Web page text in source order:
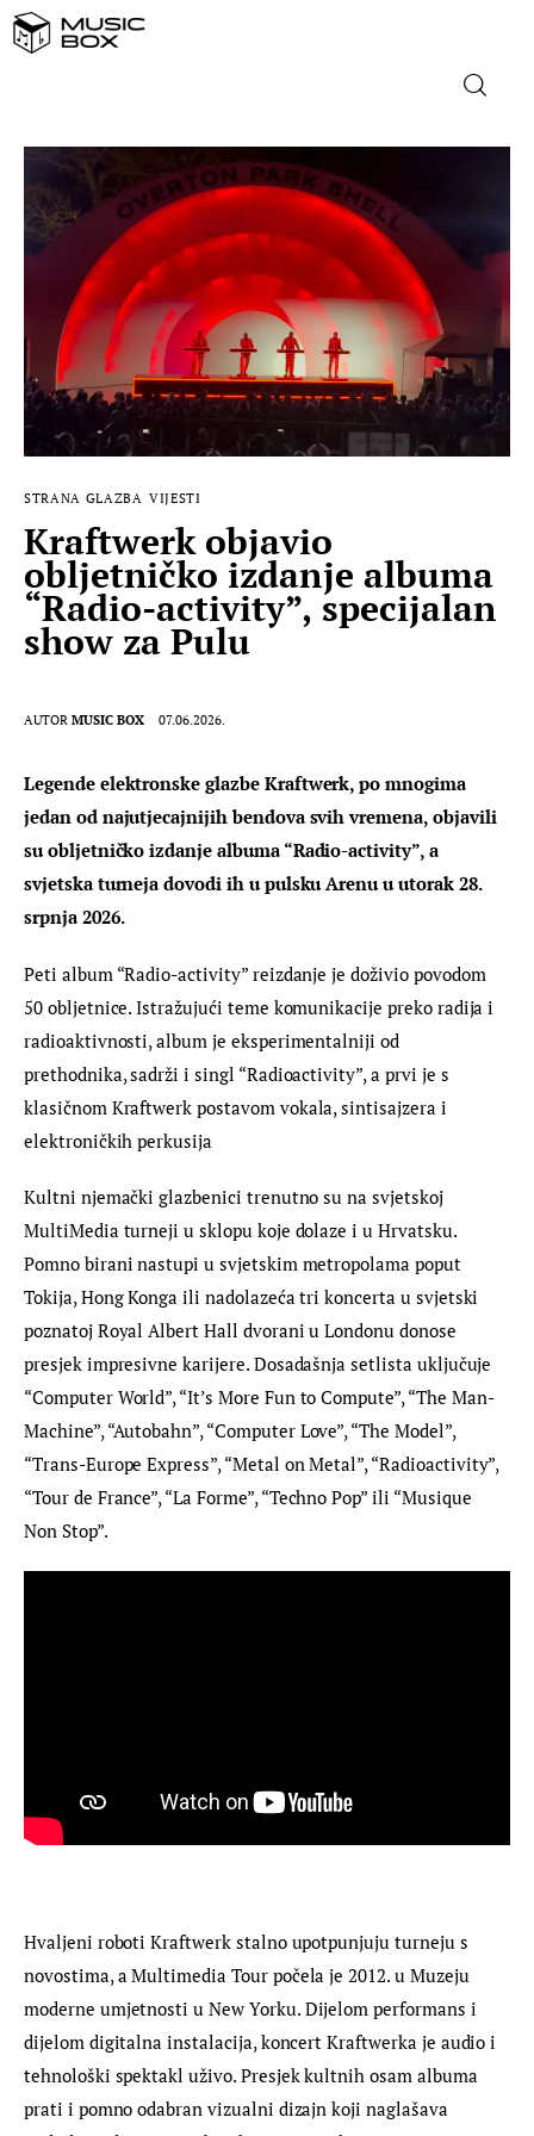
NASLOVNICA
DOMAĆA GLAZBA
STRANA GLAZBA
FILM
MUSIC BOX
STRANA GLAZBA VIJESTI
Kraftwerk objavio
obljetničko izdanje albuma
“Radio-activity”, specijalan
show za Pulu
AUTOR MUSIC BOX 07.06.2026.
Legende elektronske glazbe Kraftwerk, po mnogima
jedan od najutjecajnijih bendova svih vremena, objavili
su obljetničko izdanje albuma “Radio-activity”, a
svjetska turneja dovodi ih u pulsku Arenu u utorak 28.
srpnja 2026.
Peti album “Radio-activity” reizdanje je doživio povodom
50 obljetnice. Istražujući teme komunikacije preko radija i
radioaktivnosti, album je eksperimentalniji od
prethodnika, sadrži i singl “Radioactivity”, a prvi je s
klasičnom Kraftwerk postavom vokala, sintisajzera i
elektroničkih perkusija
Kultni njemački glazbenici trenutno su na svjetskoj
MultiMedia turneji u sklopu koje dolaze i u Hrvatsku.
Pomno birani nastupi u svjetskim metropolama poput
Tokija, Hong Konga ili nadolazeća tri koncerta u svjetski
poznatoj Royal Albert Hall dvorani u Londonu donose
presjek impresivne karijere. Dosadašnja setlista uključuje
“Computer World”, “It’s More Fun to Compute”, “The Man-
Machine”, “Autobahn”, “Computer Love”, “The Model”,
“Trans-Europe Express”, “Metal on Metal”, “Radioactivity”,
“Tour de France”, “La Forme”, “Techno Pop” ili “Musique
Non Stop”.
Hvaljeni roboti Kraftwerk stalno upotpunjuju turneju s
novostima, a Multimedia Tour počela je 2012. u Muzeju
moderne umjetnosti u New Yorku. Dijelom performans i
dijelom digitalna instalacija, koncert Kraftwerka je audio i
tehnološki spektakl uživo. Presjek kultnih osam albuma
prati i pomno odabran vizualni dizajn koji naglašava